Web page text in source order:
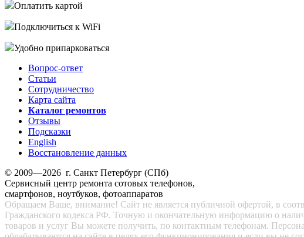
Оплатить картой
Подключиться к WiFi
Удобно припарковаться
Вопрос-ответ
Статьи
Сотрудничество
Карта сайта
Каталог ремонтов
Отзывы
Подсказки
English
Восстановление данных
© 2009—2026 г. Санкт Петербург (СПб)
Сервисный центр ремонта сотовых телефонов,
смартфонов, ноутбуков, фотоаппаратов
Обращаем Ваше, внимание! Сайт не является публичной офертой, в
Гражданского кодекса РФ. Точную и окончательную информацию о
товаров и услуг Вы можете получить, по контактным телефонам.